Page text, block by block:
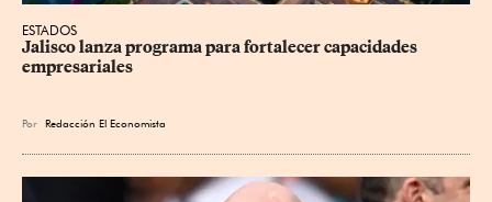
ESTADOS
Jalisco lanza programa para fortalecer capacidades
empresariales
Por Redacción El Economista